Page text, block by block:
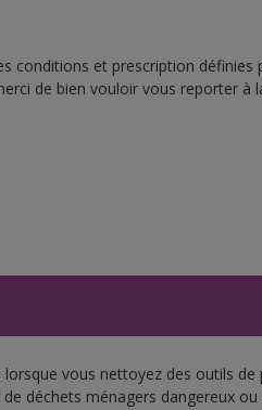
conditions et prescription définies
de bien vouloir vous reporter à
vous nettoyez des outils de
déchets ménagers dangereux